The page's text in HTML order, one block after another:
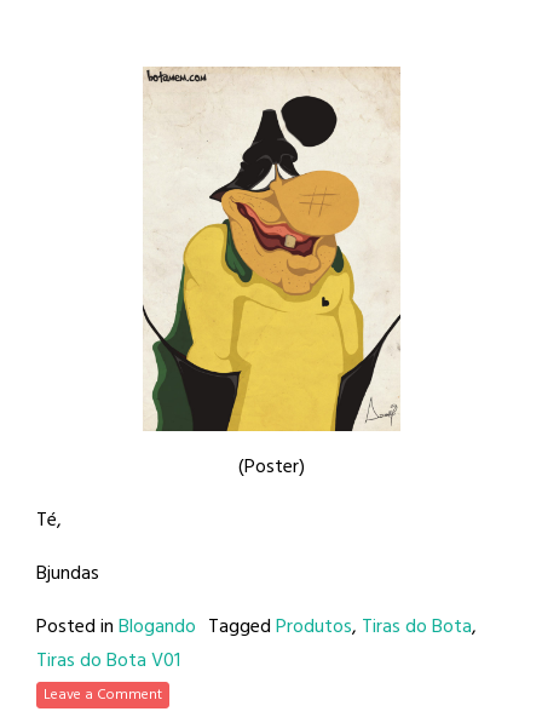
(Poster)
Té,
Bjundas
Posted inBlogando TaggedProdutos, Tiras do Bota,
Tiras do Bota V01
Leave a Comment